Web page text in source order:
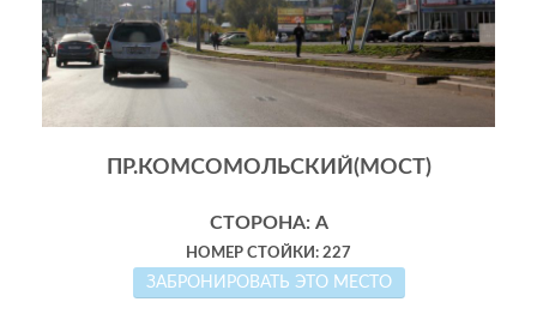
ПР.КОМСОМОЛЬСКИЙ(МОСТ)
СТОРОНА: А
НОМЕР СТОЙКИ: 227
ЗАБРОНИРОВАТЬ ЭТО МЕСТО